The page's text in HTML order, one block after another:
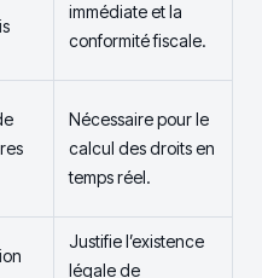
immédiate et la
conformité fiscale.
Nécessaire pour le
calcul des droits en
temps réel.
Justifie l’existence
légale de